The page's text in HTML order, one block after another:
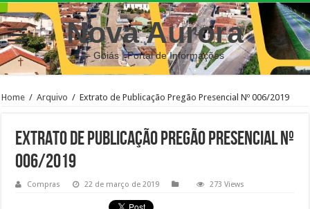
Nova Aurora
– Goiás | Portal de Informações
Home / Arquivo / Extrato de Publicação Pregão Presencial Nº 006/2019
Extrato de Publicação Pregão Presencial Nº
006/2019
Compras 22 de março de 2019 273 Views